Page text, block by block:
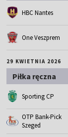
HBC Nantes
One Veszprem
29 KWIETNIA 2026
Piłka ręczna
Sporting CP
OTP Bank-Pick
Szeged